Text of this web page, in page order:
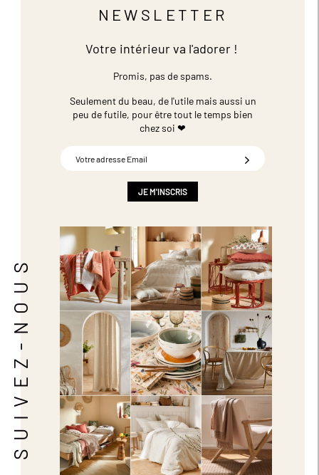
SUIVEZ-NOUS
NEWSLETTER
Votre intérieur va l'adorer !
Promis, pas de spams.
Seulement du beau, de l'utile mais aussi un
peu de futile, pour être tout le temps bien
chez soi ❤
JE M'INSCRIS